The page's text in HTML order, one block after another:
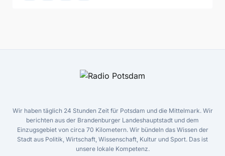
Wir haben täglich 24 Stunden Zeit für Potsdam und die Mittelmark. Wir
berichten aus der Brandenburger Landeshauptstadt und dem
Einzugsgebiet von circa 70 Kilometern. Wir bündeln das Wissen der
Stadt aus Politik, Wirtschaft, Wissenschaft, Kultur und Sport. Das ist
unsere lokale Kompetenz.